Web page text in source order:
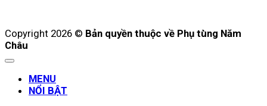
Copyright 2026 © Bản quyền thuộc về Phụ tùng Năm
Châu
MENU
NỔI BẬT